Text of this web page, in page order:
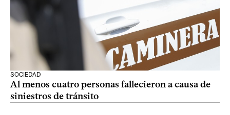
SOCIEDAD
Al menos cuatro personas fallecieron a causa de
siniestros de tránsito